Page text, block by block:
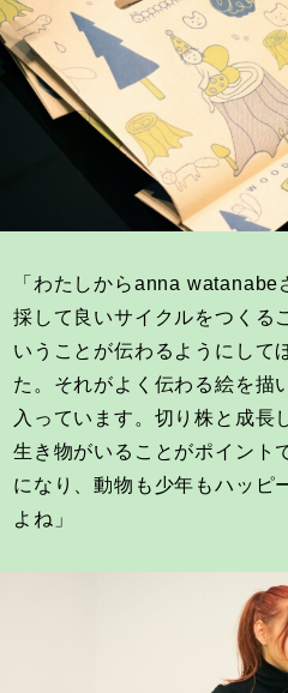
「わたしからanna
採して良いサイクルをつくる
いうことが伝わるようにして
た。それがよく伝わる絵を描
入っています。切り株と成長
生き物がいることがポイント
になり、動物も少年もハッピ
よね」